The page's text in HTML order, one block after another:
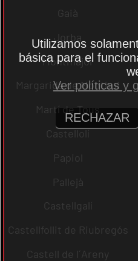
Gaià
Jorba
Montmajor
Margarida de Montbui
Martí de Tous
Castellolí
Papiol
Pallejà
Castellgalí
Castellfollit de Riubregós
Castell de l´Areny
Utilizamos
básica para el
Ver políticas y
RECHAZAR